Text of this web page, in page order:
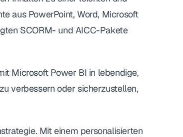
aus PowerPoint, Word, Microsoft
SCORM- und AICC-Pakete
Microsoft Power BI in lebendige,
verbessern oder sicherzustellen,
Mit einem personalisierten